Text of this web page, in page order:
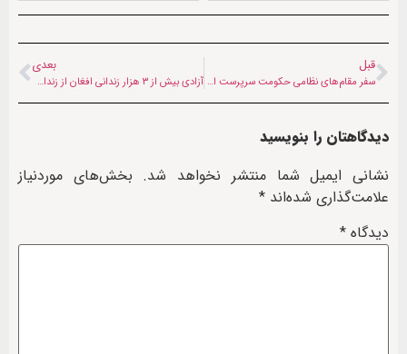
قبل
سفر مقام‌های نظامی حکومت سرپرست افغانستان به قطر
بعدی
آزادی بیش از ۳ هزار زندانی افغان از زندان‌های ایالت سند
دیدگاهتان را بنویسید
نشانی ایمیل شما منتشر نخواهد شد. بخش‌های موردنیاز
علامت‌گذاری شده‌اند *
دیدگاه *